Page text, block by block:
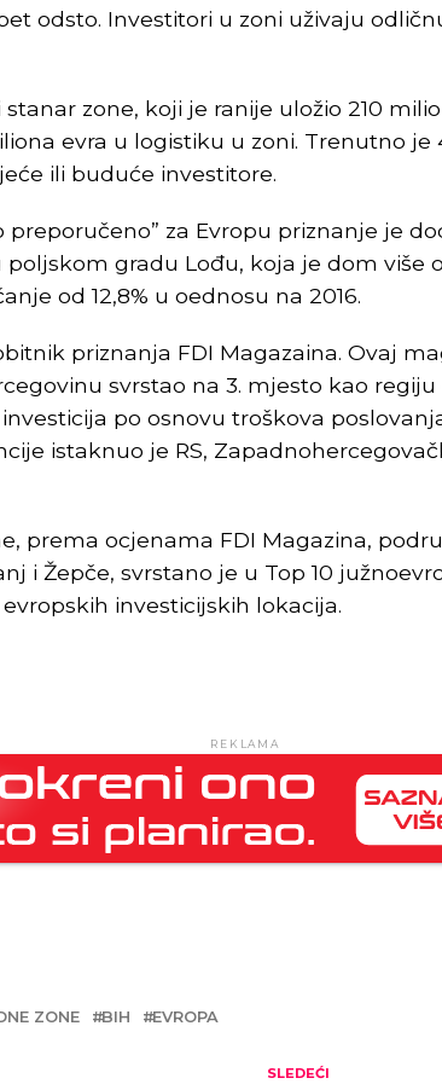
odsto. Investitori u zoni uživaju
stanar zone, koji je ranije uložio 210
evra u logistiku u zoni. Trenutno
ili buduće investitore.
preporučeno” za Evropu priznanje je
gradu Lođu, koja je dom više
od 12,8% u oednosu na 2016.
priznanja FDI Magazaina. Ovaj
svrstao na 3. mjesto kao
po osnovu troškova
istaknuo je RS,
prema ocjenama FDI Magazina,
i Žepče, svrstano je u Top 10
investicijskih lokacija.
REKLAMA
ZONE BIH EVROPA
SLEDEĆI